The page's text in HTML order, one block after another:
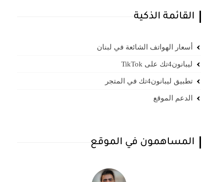
القائمة الذكية
أسعار الهواتف الشائعة في لبنان
ليبانون4تك على TikTok
تطبيق ليبانون4تك في المتجر
الدعم الموقع
المساهمون في الموقع